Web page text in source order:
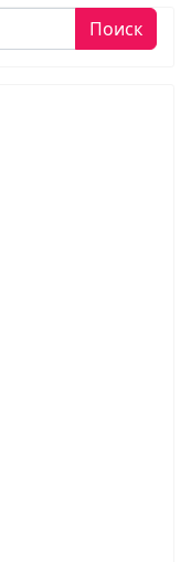
Поиск